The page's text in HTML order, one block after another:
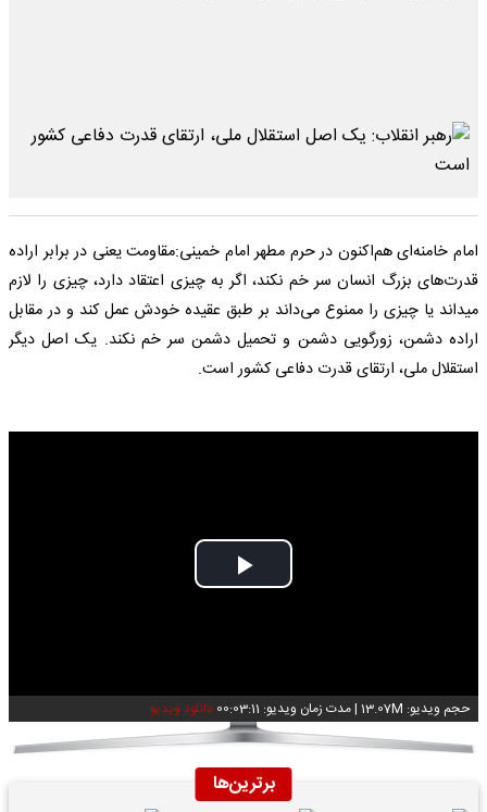
امام خامنه‌ای هم‌اکنون در حرم مطهر امام خمینی:مقاومت یعنی در برابر اراده
قدرت‌های بزرگ انسان سر خم نکند، اگر به چیزی اعتقاد دارد، چیزی را لازم
میداند یا چیزی را ممنوع می‌داند بر طبق عقیده خودش عمل کند و در مقابل
اراده دشمن، زورگویی دشمن و تحمیل دشمن سر خم نکند. یک اصل دیگر
استقلال ملی، ارتقای قدرت دفاعی کشور است.
Play
حجم ویدیو: 13.07M |مدت زمان ویدیو: 00:03:11 دانلود ویدیو
برترین‌ها